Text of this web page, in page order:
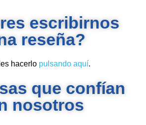
escribirnos
reseña?
hacerlo pulsando aquí.
que confían
nosotros